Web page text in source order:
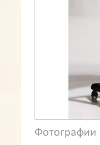
Фотографии